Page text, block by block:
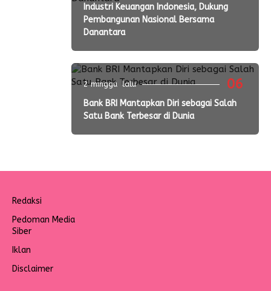
Industri Keuangan Indonesia, Dukung
Pembangunan Nasional Bersama
Danantara
06
2 minggu lalu
Bank BRI Mantapkan Diri sebagai Salah
Satu Bank Terbesar di Dunia
Redaksi
Pedoman Media
Siber
Iklan
Disclaimer